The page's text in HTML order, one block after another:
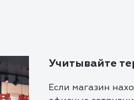
Учитывайте
Если магазин